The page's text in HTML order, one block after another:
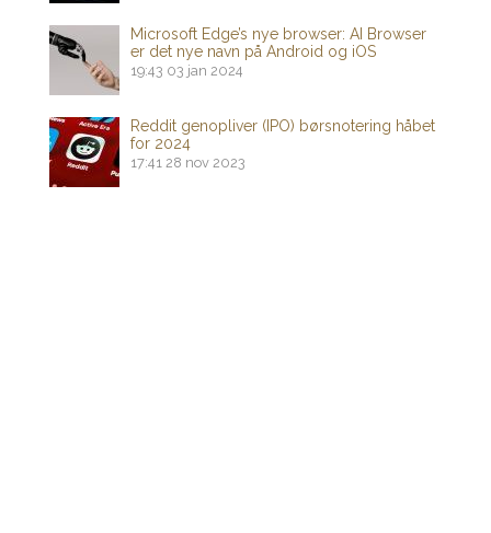
Microsoft Edge’s nye browser: AI Browser
er det nye navn på Android og iOS
19:43 03 jan 2024
Reddit genopliver (IPO) børsnotering håbet
for 2024
17:41 28 nov 2023